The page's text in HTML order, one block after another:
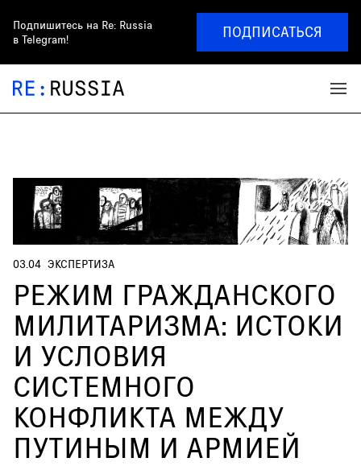
Подпишитесь на Re: Russia
в Telegram!
ПОДПИСАТЬСЯ
03.04 ЭКСПЕРТИЗА
РЕЖИМ ГРАЖДАНСКОГО
МИЛИТАРИЗМА: ИСТОКИ
И УСЛОВИЯ
СИСТЕМНОГО
КОНФЛИКТА МЕЖДУ
ПУТИНЫМ И АРМИЕЙ